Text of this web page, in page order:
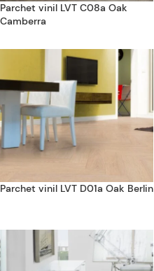
Parchet vinil LVT C08a Oak
Camberra
Parchet vinil LVT D01a Oak Berlin